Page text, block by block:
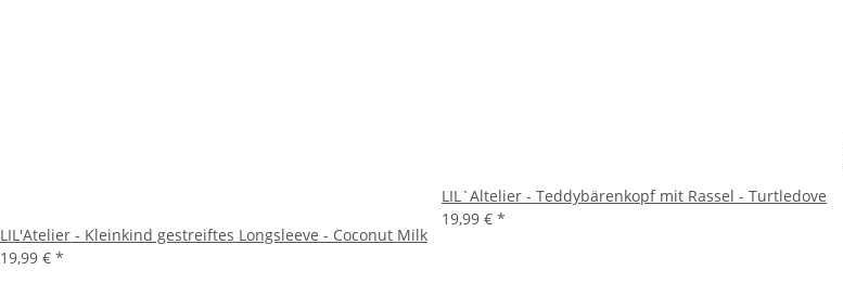
LIL'Atelier - Kleinkind gestreiftes Longsleeve - Coconut Milk
19,99 € *
LIL`Altelier - Teddybärenkopf mit Rassel - Turtledove
19,99 € *